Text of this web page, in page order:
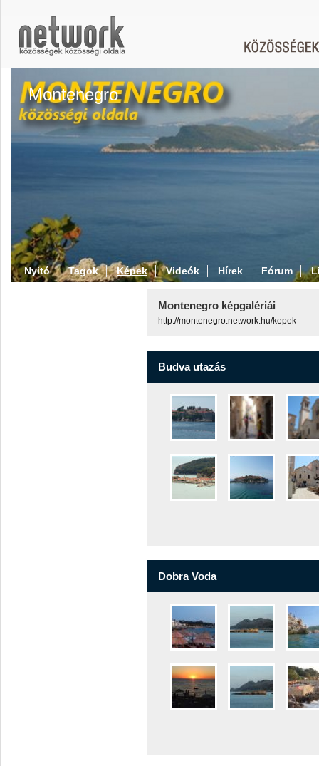
Montenegro
Nyitó Tagok Képek Videók Hírek Fórum
Montenegro képgalériái
http://montenegro.network.hu/kepek
Budva utazás
Dobra Voda